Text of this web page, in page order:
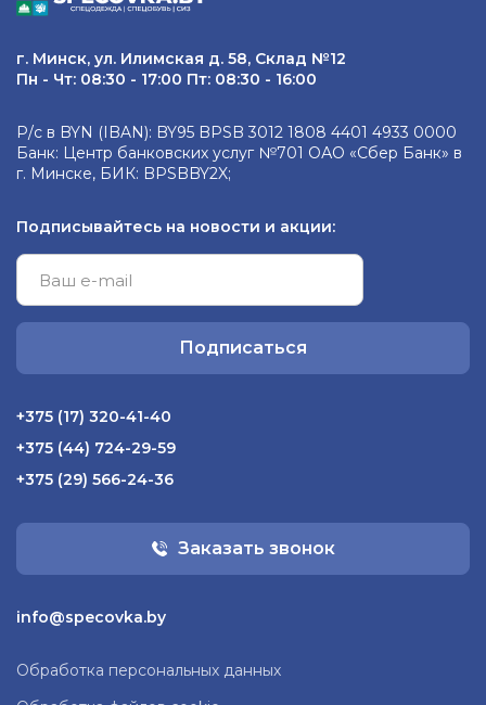
г. Минск, ул. Илимская д. 58, Склад №12
Пн - Чт: 08:30 - 17:00 Пт: 08:30 - 16:00
Р/с в BYN (IBAN): BY95 BPSB 3012 1808 4401 4933 0000
Банк: Центр банковских услуг №701 ОАО «Сбер Банк» в
г. Минске, БИК: BPSBBY2X;
Подписывайтесь на новости и акции:
Подписаться
+375 (17) 320-41-40
+375 (44) 724-29-59
+375 (29) 566-24-36
Заказать звонок
info@specovka.by
Обработка персональных данных